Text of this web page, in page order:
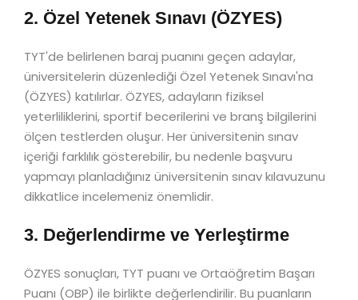
2. Özel Yetenek Sınavı (ÖZYES)
TYT'de belirlenen baraj puanını geçen adaylar,
üniversitelerin düzenlediği Özel Yetenek Sınavı'na
(ÖZYES) katılırlar. ÖZYES, adayların fiziksel
yeterliliklerini, sportif becerilerini ve branş bilgilerini
ölçen testlerden oluşur. Her üniversitenin sınav
içeriği farklılık gösterebilir, bu nedenle başvuru
yapmayı planladığınız üniversitenin sınav kılavuzunu
dikkatlice incelemeniz önemlidir.
3. Değerlendirme ve Yerleştirme
ÖZYES sonuçları, TYT puanı ve Ortaöğretim Başarı
Puanı (OBP) ile birlikte değerlendirilir. Bu puanların